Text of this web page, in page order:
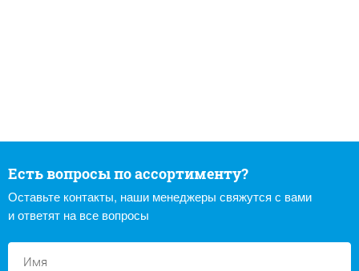
Есть вопросы по ассортименту?
Оставьте контакты, наши менеджеры свяжутся с вами
и ответят на все вопросы